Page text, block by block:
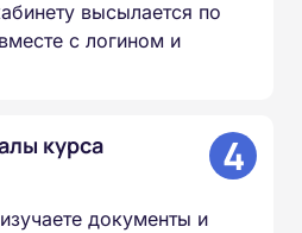
высылается по
с логином и
курса 4
документы и